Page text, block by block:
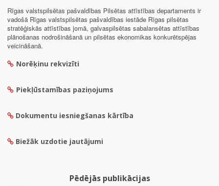
Rīgas valstspilsētas pašvaldības Pilsētas attīstības departaments ir
vadošā Rīgas valstspilsētas pašvaldības iestāde Rīgas pilsētas
stratēģiskās attīstības jomā, galvaspilsētas sabalansētas attīstības
plānošanas nodrošināšanā un pilsētas ekonomikas konkurētspējas
veicināšanā.
Norēķinu rekvizīti
Piekļūstamības paziņojums
Dokumentu iesniegšanas kārtība
Biežāk uzdotie jautājumi
Pēdējās publikācijas